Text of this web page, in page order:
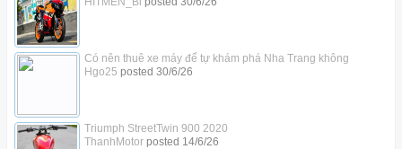
Có nên thuê xe máy để tự khám phá Nha Trang không
Hgo25 posted 30/6/26
Triumph StreetTwin 900 2020
ThanhMotorposted 14/6/26